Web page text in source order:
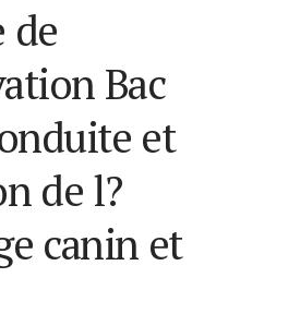
de
Bac
et
de l?
canin et